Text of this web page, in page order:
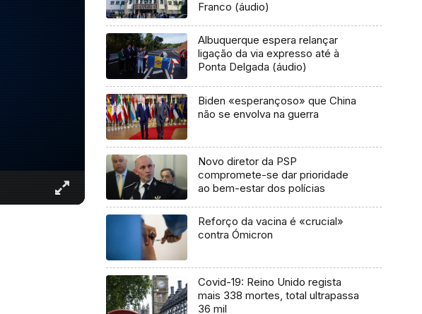
Franco (áudio)
Albuquerque espera relançar
ligação da via expresso até à
Ponta Delgada (áudio)
Biden «esperançoso» que China
não se envolva na guerra
Novo diretor da PSP
compromete-se dar prioridade
ao bem-estar dos polícias
Reforço da vacina é «crucial»
contra Ómicron
Covid-19: Reino Unido regista
mais 338 mortes, total ultrapassa
36 mil